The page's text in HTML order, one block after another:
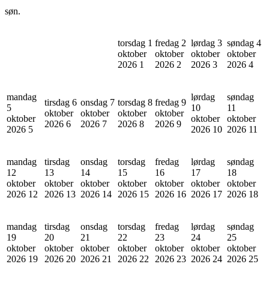
søn.
torsdag 1
oktober
2026 1
fredag 2
oktober
2026 2
lørdag 3
oktober
2026 3
søndag 4
oktober
2026 4
mandag
5
oktober
2026 5
tirsdag 6
oktober
2026 6
onsdag 7
oktober
2026 7
torsdag 8
oktober
2026 8
fredag 9
oktober
2026 9
lørdag
10
oktober
2026 10
søndag
11
oktober
2026 11
mandag
12
oktober
2026 12
tirsdag
13
oktober
2026 13
onsdag
14
oktober
2026 14
torsdag
15
oktober
2026 15
fredag
16
oktober
2026 16
lørdag
17
oktober
2026 17
søndag
18
oktober
2026 18
mandag
19
oktober
2026 19
tirsdag
20
oktober
2026 20
onsdag
21
oktober
2026 21
torsdag
22
oktober
2026 22
fredag
23
oktober
2026 23
lørdag
24
oktober
2026 24
søndag
25
oktober
2026 25